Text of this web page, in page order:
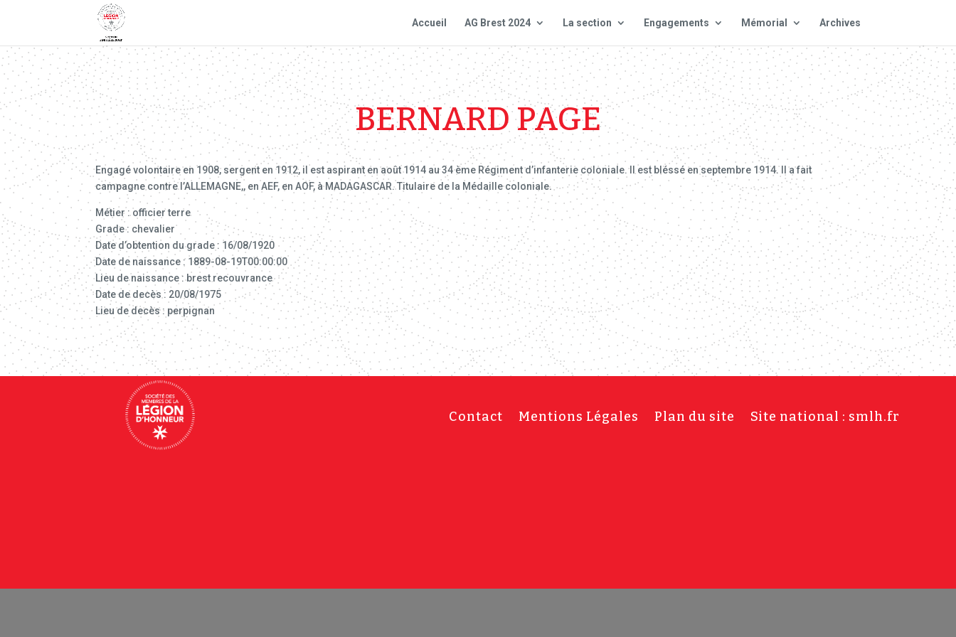
Accueil AG Brest 2024 La section Engagements Mémorial Archives
BERNARD PAGE
Engagé volontaire en 1908, sergent en 1912, il est aspirant en août 1914 au 34 ème Régiment d’infanterie coloniale. Il est bléssé en septembre 1914. Il a fait
campagne contre l’ALLEMAGNE,, en AEF, en AOF, à MADAGASCAR. Titulaire de la Médaille coloniale.
Métier : officier terre
Grade : chevalier
Date d’obtention du grade : 16/08/1920
Date de naissance : 1889-08-19T00:00:00
Lieu de naissance : brest recouvrance
Date de decès : 20/08/1975
Lieu de decès : perpignan
Contact Mentions Légales Plan du site Site national : smlh.fr